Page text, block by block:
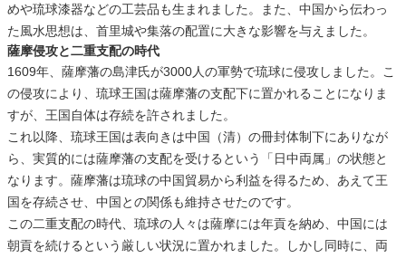
めや琉球漆器などの工芸品も生まれました。また、中国から伝わっ
た風水思想は、首里城や集落の配置に大きな影響を与えました。
薩摩侵攻と二重支配の時代
1609年、薩摩藩の島津氏が3000人の軍勢で琉球に侵攻しました。こ
の侵攻により、琉球王国は薩摩藩の支配下に置かれることになりま
すが、王国自体は存続を許されました。
これ以降、琉球王国は表向きは中国（清）の冊封体制下にありなが
ら、実質的には薩摩藩の支配を受けるという「日中両属」の状態と
なります。薩摩藩は琉球の中国貿易から利益を得るため、あえて王
国を存続させ、中国との関係も維持させたのです。
この二重支配の時代、琉球の人々は薩摩には年貢を納め、中国には
朝貢を続けるという厳しい状況に置かれました。しかし同時に、両